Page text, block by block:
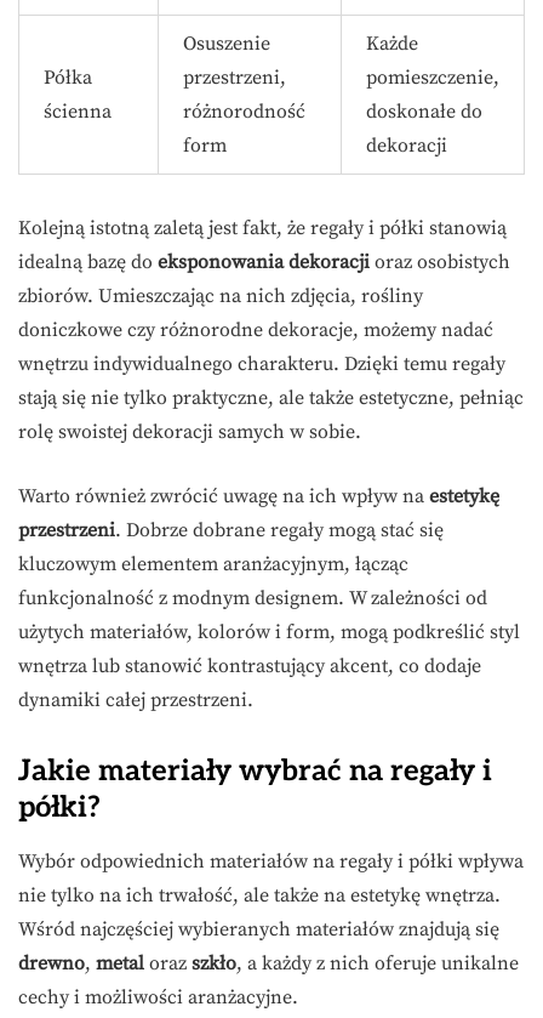
Półka
ścienna
Osuszenie
przestrzeni,
różnorodność
form
Każde
pomieszczenie,
doskonałe do
dekoracji
Kolejną istotną zaletą jest fakt, że regały i półki stanowią
idealną bazę do eksponowania dekoracji oraz osobistych
zbiorów. Umieszczając na nich zdjęcia, rośliny
doniczkowe czy różnorodne dekoracje, możemy nadać
wnętrzu indywidualnego charakteru. Dzięki temu regały
stają się nie tylko praktyczne, ale także estetyczne, pełniąc
rolę swoistej dekoracji samych w sobie.
Warto również zwrócić uwagę na ich wpływ na estetykę
przestrzeni. Dobrze dobrane regały mogą stać się
kluczowym elementem aranżacyjnym, łącząc
funkcjonalność z modnym designem. W zależności od
użytych materiałów, kolorów i form, mogą podkreślić styl
wnętrza lub stanowić kontrastujący akcent, co dodaje
dynamiki całej przestrzeni.
Jakie materiały wybrać na regały i
półki?
Wybór odpowiednich materiałów na regały i półki wpływa
nie tylko na ich trwałość, ale także na estetykę wnętrza.
Wśród najczęściej wybieranych materiałów znajdują się
drewno, metal oraz szkło, a każdy z nich oferuje unikalne
cechy i możliwości aranżacyjne.